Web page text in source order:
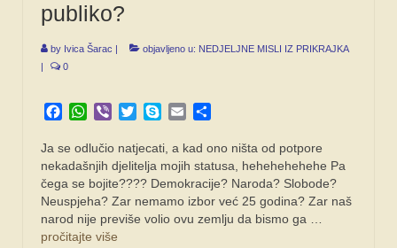
publiko?
by Ivica Šarac objavljeno u: NEDJELJNE MISLI IZ PRIKRAJKA
0
Facebook
WhatsApp
Viber TwitterSkypeEmail
Ja se odlučio natjecati, a kad ono ništa od potpore
nekadašnjih djelitelja mojih statusa, hehehehehehe Pa
čega se bojite???? Demokracije? Naroda? Slobode?
Neuspjeha? Zar nemamo izbor već 25 godina? Zar naš
narod nije previše volio ovu zemlju da bismo ga …
pročitajte više